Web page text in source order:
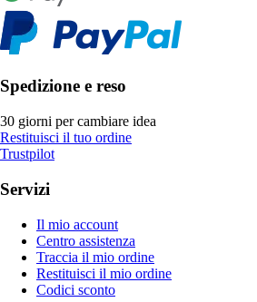
Spedizione e reso
30 giorni per cambiare idea
Restituisci il tuo ordine
Trustpilot
Servizi
Il mio account
Centro assistenza
Traccia il mio ordine
Restituisci il mio ordine
Codici sconto